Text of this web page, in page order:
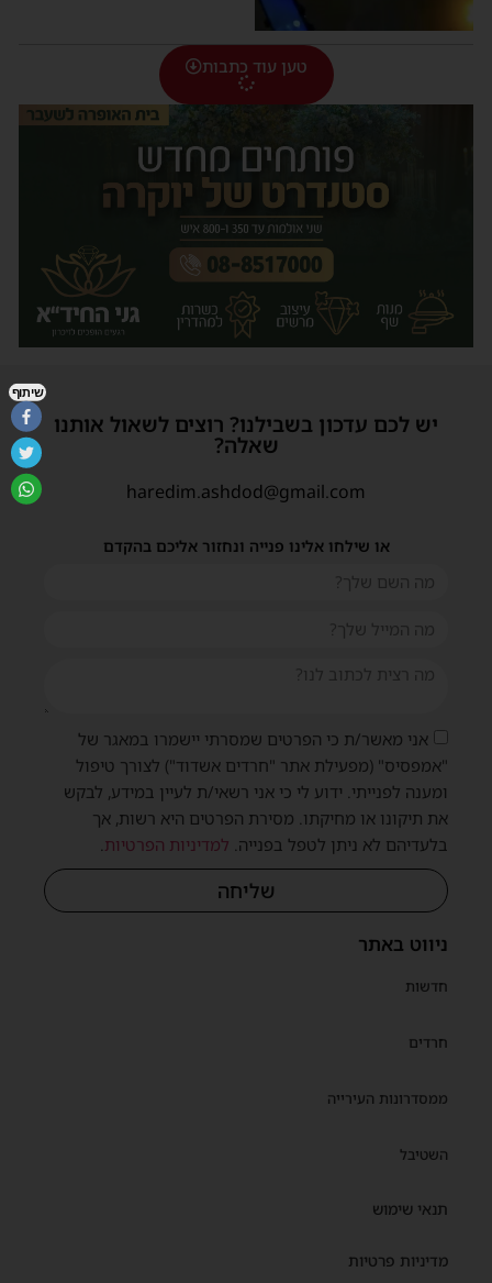
טען עוד כתבות
ניווט באתר
חדשות
חרדים
ממסדרונות העירייה
השטיבל
תנאי שימוש
מדיניות פרטיות
יש לכם עדכון בשבילנו? רוצים לשאול אותנו
שאלה?
haredim.ashdod@gmail.com
או שילחו אלינו פנייה ונחזור אליכם בהקדם
אני מאשר/ת כי הפרטים שמסרתי יישמרו במאגר של
"אמפסיס" (מפעילת אתר "חרדים אשדוד") לצורך טיפול
ומענה לפנייתי. ידוע לי כי אני רשאי/ת לעיין במידע, לבקש
את תיקונו או מחיקתו. מסירת הפרטים היא רשות, אך
בלעדיהם לא ניתן לטפל בפנייה. למדיניות הפרטיות.
שליחה
שיתוף